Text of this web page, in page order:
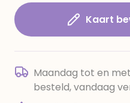
Kaart
Maandag tot en
besteld, vandaag